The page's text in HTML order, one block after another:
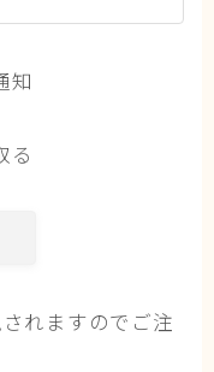
知
る
れますのでご注